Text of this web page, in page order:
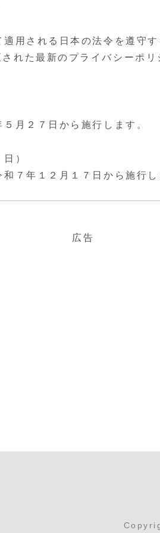
用される日本の法令を遵守
れた最新のプライバシーポ
月２７日から施行します。
）
７年１２月１７日から施行し
広告